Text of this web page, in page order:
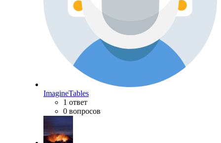
ImagineTables
1 ответ
0 вопросов